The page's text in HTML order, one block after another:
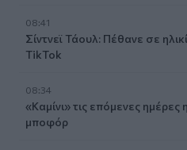
08:41
Σίντνεϊ Τάουλ: Πέθανε σε
TikTok
08:34
«Καμίνι» τις επόμενες ημέρες
μποφόρ